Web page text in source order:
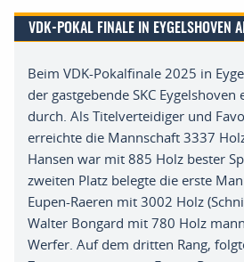
VDK-POKAL FINALE IN EYGELSHOVEN
Beim VDK-Pokalfinale 2025 in
der gastgebende SKC
durch. Als Titelverteidiger und
erreichte die Mannschaft 3337
Hansen war mit 885 Holz bester
zweiten Platz belegte die erste
Eupen-Raeren mit 3002 Holz
Walter Bongard mit 780 Holz
Werfer. Auf dem dritten Rang,